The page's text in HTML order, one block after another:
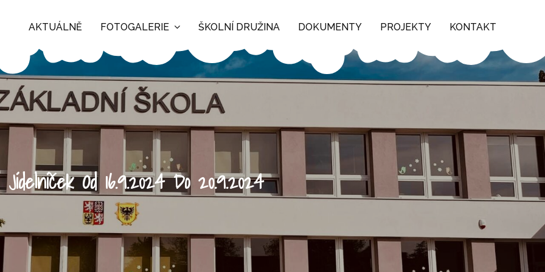
AKTUÁLNĚ FOTOGALERIE ŠKOLNÍ DRUŽINA DOKUMENTY PROJEKTY KONTAKT
Jídelníček Od 16.9.2024 Do 20.9.2024